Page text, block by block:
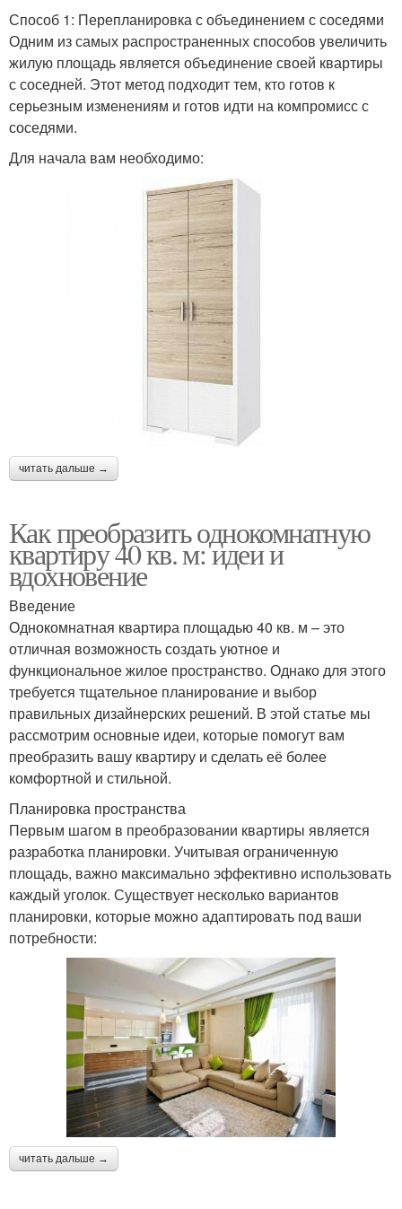
Способ 1: Перепланировка с объединением с соседями
Одним из самых распространенных способов увеличить
жилую площадь является объединение своей квартиры
с соседней. Этот метод подходит тем, кто готов к
серьезным изменениям и готов идти на компромисс с
соседями.
Для начала вам необходимо:
читать дальше →
Как преобразить однокомнатную
квартиру 40 кв. м: идеи и
вдохновение
Введение
Однокомнатная квартира площадью 40 кв. м – это
отличная возможность создать уютное и
функциональное жилое пространство. Однако для этого
требуется тщательное планирование и выбор
правильных дизайнерских решений. В этой статье мы
рассмотрим основные идеи, которые помогут вам
преобразить вашу квартиру и сделать её более
комфортной и стильной.
Планировка пространства
Первым шагом в преобразовании квартиры является
разработка планировки. Учитывая ограниченную
площадь, важно максимально эффективно использовать
каждый уголок. Существует несколько вариантов
планировки, которые можно адаптировать под ваши
потребности:
читать дальше →